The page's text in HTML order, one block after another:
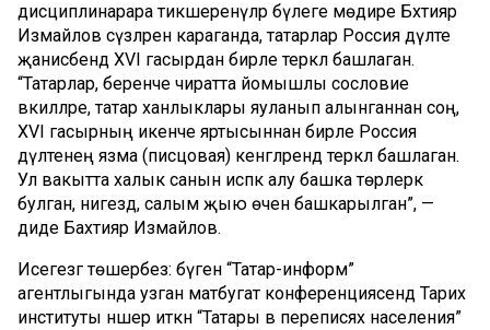
дисциплинарара тикшеренүләр бүлеге мөдире Бәхтияр
Измайлов сүзләренә караганда, татарлар Россия дәүләте
җанисәбендә XVI гасырдан бирле теркәлә башлаган.
“Татарлар, беренче чиратта йомышлы сословие
вәкилләре, татар ханлыклары яуланып алынганнан соң,
XVI гасырның икенче яртысыннан бирле Россия
дәүләтенең язма (писцовая) кенәгәләрендә теркәлә башлаган.
Ул вакытта халык санын исәпкә алу башка төрлерәк
булган, нигездә, салым җыю өчен башкарылган”, —
диде Бахтияр Измайлов.
Исегезгә төшерәбез: бүген “Татар-информ”
агентлыгында узган матбугат конференциясендә Тарих
институты нәшер иткән “Татары в переписях населения”